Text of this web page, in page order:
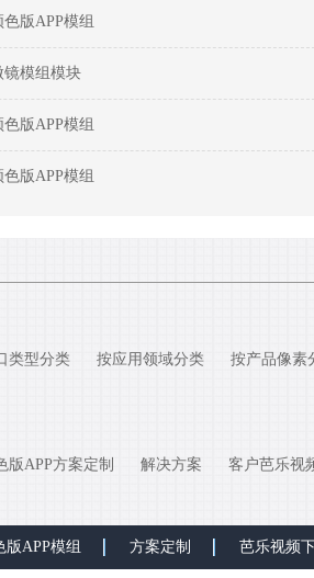
版APP模组
镜模组模块
版APP模组
版APP模组
类型分类 按应用领域分类
按产品像素
版APP方案定制 解决方案 客户芭乐视
APP模组 方案定制 芭乐视频